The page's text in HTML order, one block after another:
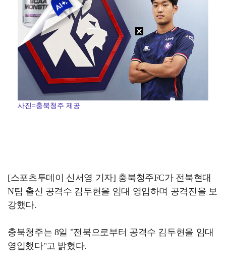
'1라운드 115위' 김민별, 2라운드 7타 줄이며 7…
사진=충북청주 제공
[스포츠투데이 신서영 기자] 충북청주FC가 전북현대
N팀 출신 공격수 김두현을 임대 영입하며 공격진을 보
강했다.
충북청주는 8일 "전북으로부터 공격수 김두현을 임대
영입했다"고 밝혔다.